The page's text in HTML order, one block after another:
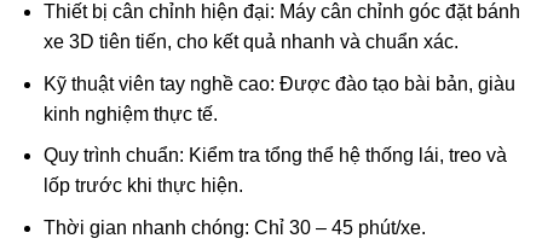
Thiết bị cân chỉnh hiện đại: Máy cân chỉnh góc đặt bánh
xe 3D tiên tiến, cho kết quả nhanh và chuẩn xác.
Kỹ thuật viên tay nghề cao: Được đào tạo bài bản, giàu
kinh nghiệm thực tế.
Quy trình chuẩn: Kiểm tra tổng thể hệ thống lái, treo và
lốp trước khi thực hiện.
Thời gian nhanh chóng: Chỉ 30 – 45 phút/xe.